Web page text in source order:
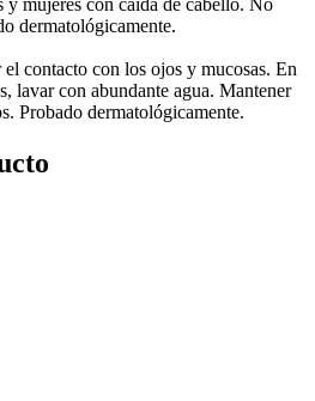
y mujeres con caída de cabello. No
dermatológicamente.
contacto con los ojos y mucosas. En
lavar con abundante agua. Mantener
Probado dermatológicamente.